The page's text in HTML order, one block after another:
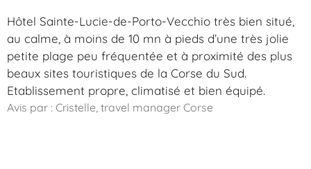
Hôtel Sainte-Lucie-de-Porto-Vecchio très bien situé,
au calme, à moins de 10 mn à pieds d’une très jolie
petite plage peu fréquentée et à proximité des plus
beaux sites touristiques de la Corse du Sud.
Etablissement propre, climatisé et bien équipé.
Avis par : Cristelle, travel manager Corse